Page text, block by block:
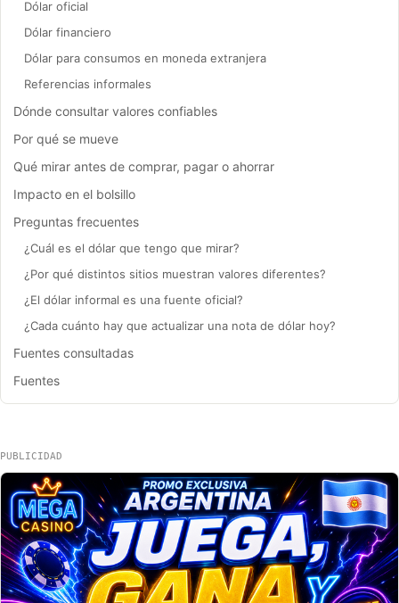
Dólar oficial
Dólar financiero
Dólar para consumos en moneda extranjera
Referencias informales
Dónde consultar valores confiables
Por qué se mueve
Qué mirar antes de comprar, pagar o ahorrar
Impacto en el bolsillo
Preguntas frecuentes
¿Cuál es el dólar que tengo que mirar?
¿Por qué distintos sitios muestran valores diferentes?
¿El dólar informal es una fuente oficial?
¿Cada cuánto hay que actualizar una nota de dólar hoy?
Fuentes consultadas
Fuentes
PUBLICIDAD